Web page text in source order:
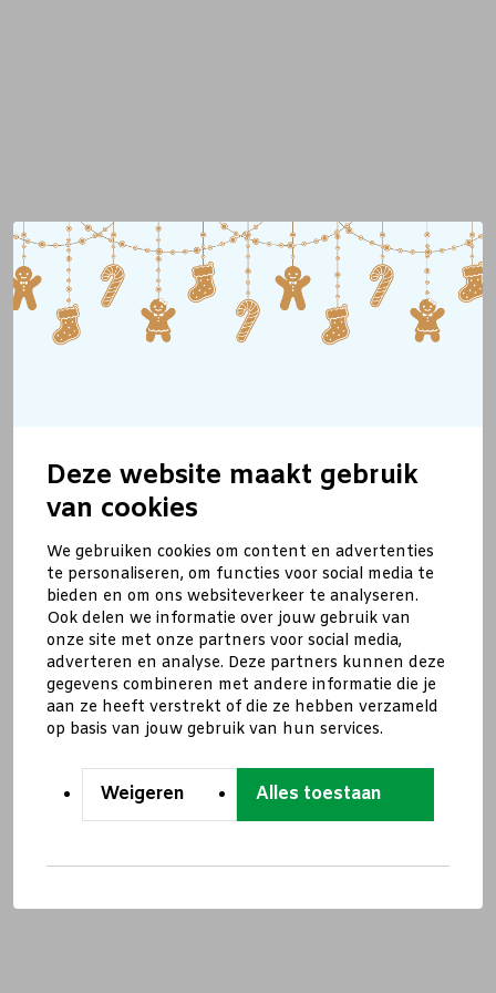
Deze website maakt gebruik
van cookies
We gebruiken cookies om content en advertenties
te personaliseren, om functies voor social media te
bieden en om ons websiteverkeer te analyseren.
Ook delen we informatie over jouw gebruik van
onze site met onze partners voor social media,
adverteren en analyse. Deze partners kunnen deze
gegevens combineren met andere informatie die je
aan ze heeft verstrekt of die ze hebben verzameld
op basis van jouw gebruik van hun services.
Weigeren Alles toestaan